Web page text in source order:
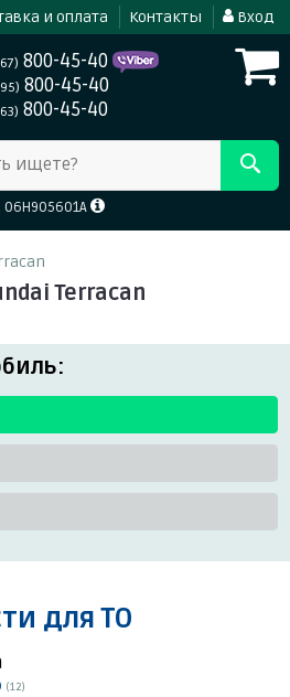
и оплата Контакты Вход
800-45-40
800-45-40
800-45-40
ищете?
Terracan
для ТО
(12)